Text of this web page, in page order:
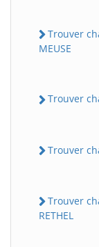
Trouver
MEUSE
Trouver
Trouver
Trouver
RETHEL